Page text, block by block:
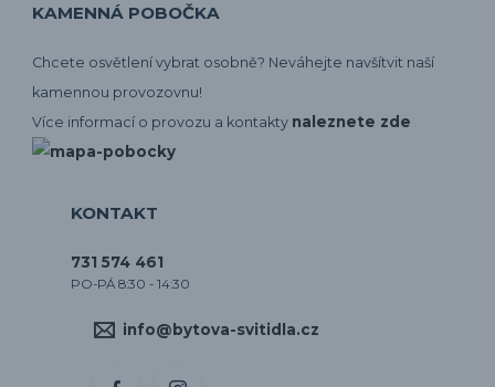
KAMENNÁ POBOČKA
Chcete osvětlení vybrat osobně? Neváhejte navšítvit naší
kamennou provozovnu!
Více informací o provozu a kontakty naleznete zde
KONTAKT
731 574 461
PO-PÁ 8:30 - 14:30
info@bytova-svitidla.cz